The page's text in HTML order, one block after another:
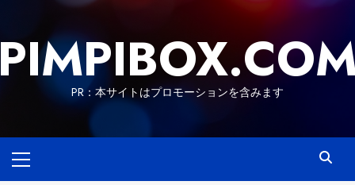
content
PR：本サイトはプロモーションを含みます
Menu